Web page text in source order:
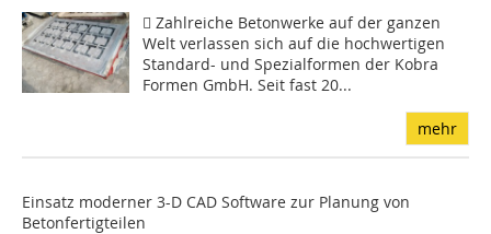
 Zahlreiche Betonwerke auf der ganzen
Welt verlassen sich auf die hochwertigen
Standard- und Spezialformen der Kobra
Formen GmbH. Seit fast 20...
mehr
Einsatz moderner 3-D CAD Software zur Planung von
Betonfertigteilen